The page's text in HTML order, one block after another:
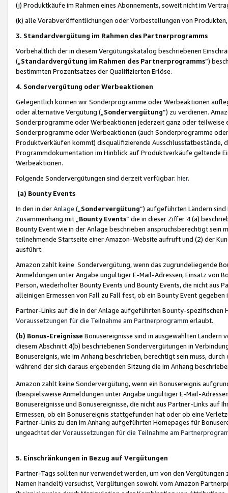
(j) Produktkäufe im Rahmen eines Abonnements, soweit nicht im
(k) alle Vorabveröffentlichungen oder Vorbestellungen von
3. Standardvergütung im Rahmen des Partnerprogramms
Vorbehaltlich der in diesem Vergütungskatalog beschriebenen
(„ Standardvergütung im Rahmen des Partnerprogramms“)
bestimmten Prozentsatzes der Qualifizierten Erlöse.
4. Sondervergütung oder Werbeaktionen
Gelegentlich können wir Sonderprogramme oder Werbeaktionen
oder alternative Vergütung („ Sondervergütung”) zu verdienen.
Sonderprogramme oder Werbeaktionen jederzeit ganz oder
Sonderprogramme oder Werbeaktionen (auch Sonderprogramme
Produktverkäufen kommt) disqualifizierende Ausschlusstatbestände,
Programmdokumentation im Hinblick auf Produktverkäufe geltende
Werbeaktionen.
Folgende Sondervergütungen sind derzeit verfügbar: hier.
(a) Bounty Events
In den in derAnlage („ Sondervergütung“) aufgeführten Ländern
Zusammenhang mit „ Bounty Events“ die in dieser Ziffer 4 (a)
Bounty Event wie in der Anlage beschrieben anspruchsberechtigt sein
teilnehmende Startseite einer Amazon-Website aufruft und (2) der
ausführt.
Amazon zahlt keine Sondervergütung, wenn das zugrundeliegende
Anmeldungen unter Angabe ungültiger E-Mail-Adressen, Einsatz von
Person, wiederholter Bounty Events und Bounty Events, die nicht
alleinigen Ermessen von Fall zu Fall fest, ob ein Bounty Event
Partner-Links auf die in der Anlage aufgeführten Bounty-spezifischen
Voraussetzungen für die Teilnahme am Partnerprogramm erlaubt.
(b) Bonus-Ereignisse Bonusereignisse sind in ausgewählten Ländern
diesem Abschnitt 4(b) beschriebenen Sondervergütungen in
Bonusereignis, wie im Anhang beschrieben, berechtigt sein muss,
während der sich daraus ergebenden Sitzung die im Anhang
Amazon zahlt keine Sondervergütung, wenn ein Bonusereignis
(beispielsweise Anmeldungen unter Angabe ungültiger E-Mail-
Bonusereignisse und Bonusereignisse, die nicht aus Partner-Links auf
Ermessen, ob ein Bonusereignis stattgefunden hat oder ob eine
Partner-Links zu den im Anhang aufgeführten Homepages für
ungeachtet derVoraussetzungen für die Teilnahme am
5. Einschränkungen in Bezug auf Vergütungen
Partner-Tags sollten nur verwendet werden, um von den
Namen handelt) versuchst, Vergütungen sowohl vom Amazon